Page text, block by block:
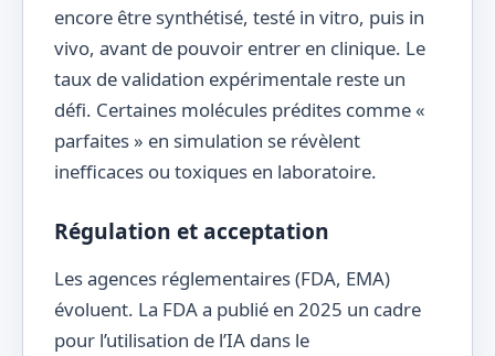
encore être synthétisé, testé in vitro, puis in
vivo, avant de pouvoir entrer en clinique. Le
taux de validation expérimentale reste un
défi. Certaines molécules prédites comme «
parfaites » en simulation se révèlent
inefficaces ou toxiques en laboratoire.
Régulation et acceptation
Les agences réglementaires (FDA, EMA)
évoluent. La FDA a publié en 2025 un cadre
pour l’utilisation de l’IA dans le